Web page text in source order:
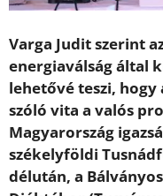
Varga Judit szerint
energiaválság által
lehetővé teszi,
szóló vita a valós
Magyarország
székelyföldi
délután, a